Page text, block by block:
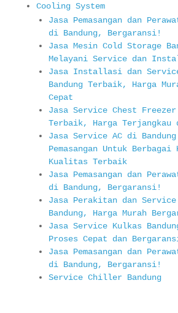
Cooling System
Jasa Pemasangan dan
di Bandung, Bergaransi!
Jasa Mesin Cold Storage
Melayani Service dan
Jasa Installasi dan
Bandung Terbaik, Harga
Cepat
Jasa Service Chest Freezer
Terbaik, Harga Terjangkau
Jasa Service AC di
Pemasangan Untuk Berbagai
Kualitas Terbaik
Jasa Pemasangan dan
di Bandung, Bergaransi!
Jasa Perakitan dan
Bandung, Harga Murah
Jasa Service Kulkas
Proses Cepat dan
Jasa Pemasangan dan
di Bandung, Bergaransi!
Service Chiller Bandung